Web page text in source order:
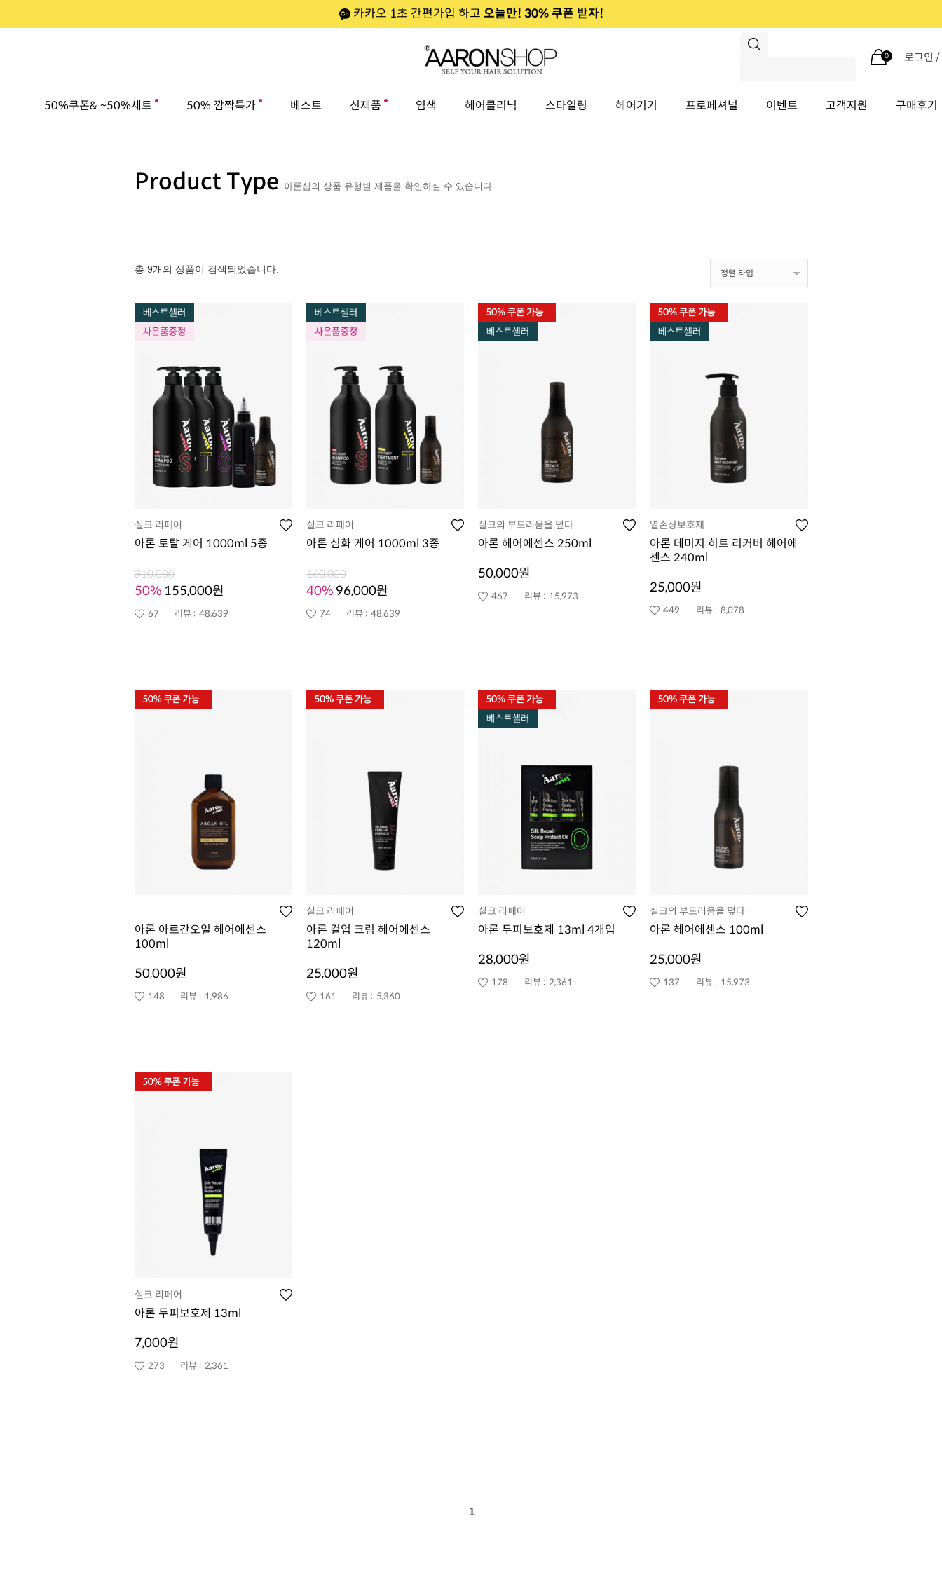
카카오 1초 간편가입 하고 오늘만! 30% 쿠폰 받자!
0 로그인 /
50%쿠폰& ~50%세트 50% 깜짝특가 베스트 신제품 염색 헤어클리닉 스타일링 헤어기기 프로페셔널 이벤트 고객지원 구매후기
Product Type 아론샵의 상품 유형별 제품을 확인하실 수 있습니다.
총 9개의 상품이 검색되었습니다. 정렬 타입
실크 리페어
아론 토탈 케어 1000ml 5종
310,000
50% 155,000원
67 리뷰 : 48,639
실크 리페어
아론 심화 케어 1000ml 3종
160,000
40% 96,000원
74 리뷰 : 48,639
실크의 부드러움을 덮다
아론 헤어에센스 250ml
50,000원
467 리뷰 : 15,973
열손상보호제
아론 데미지 히트 리커버 헤어에
센스 240ml
25,000원
449 리뷰 : 8,078
아론 아르간오일 헤어에센스
100ml
50,000원
148 리뷰 : 1,986
실크 리페어
아론 컬업 크림 헤어에센스
120ml
25,000원
161 리뷰 : 5,360
실크 리페어
아론 두피보호제 13ml 4개입
28,000원
178 리뷰 : 2,361
실크의 부드러움을 덮다
아론 헤어에센스 100ml
25,000원
137 리뷰 : 15,973
실크 리페어
아론 두피보호제 13ml
7,000원
273 리뷰 : 2,361
1